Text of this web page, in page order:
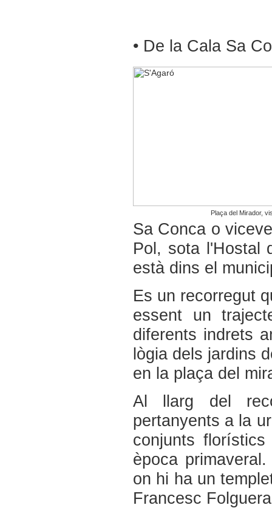
• De la Cala Sa
Plaça del Mirador,
Sa Conca o
Pol, sota l'Hostal
està dins el
Es un recorregut
essent un
diferents indrets
lògia dels jardins
en la plaça del
Al llarg del
pertanyents a la
conjunts
època
on hi ha un
Francesc